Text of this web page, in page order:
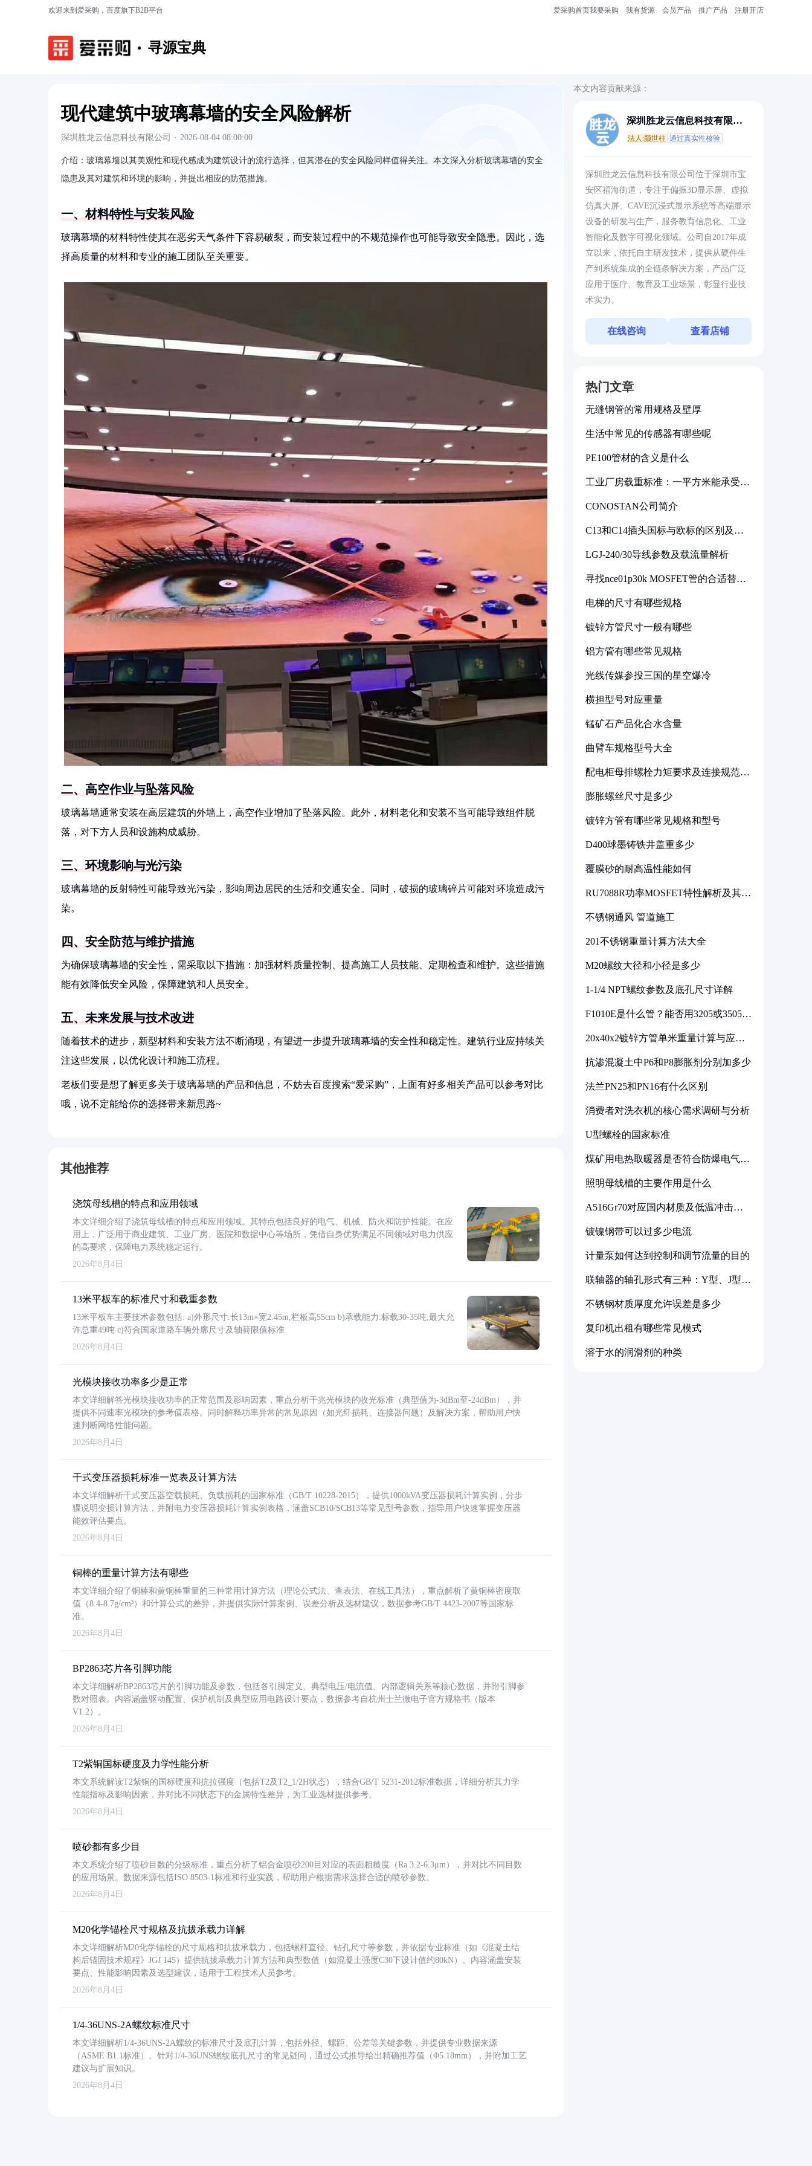
欢迎来到爱采购，百度旗下B2B平台 爱采购首页我要采购 我有货源 会员产品 推广产品 注册开店
寻源宝典
现代建筑中玻璃幕墙的安全风险解析
深圳胜龙云信息科技有限公司 · 2026-08-04 08:00:00
介绍： 玻璃幕墙以其美观性和现代感成为建筑设计的流行选择，但其潜在的安全风险同样值得关注。本文深入分析玻璃幕墙的安全
隐患及其对建筑和环境的影响，并提出相应的防范措施。
一、材料特性与安装风险
玻璃幕墙的材料特性使其在恶劣天气条件下容易破裂，而安装过程中的不规范操作也可能导致安全隐患。因此，选
择高质量的材料和专业的施工团队至关重要。
二、高空作业与坠落风险
玻璃幕墙通常安装在高层建筑的外墙上，高空作业增加了坠落风险。此外，材料老化和安装不当可能导致组件脱
落，对下方人员和设施构成威胁。
三、环境影响与光污染
玻璃幕墙的反射特性可能导致光污染，影响周边居民的生活和交通安全。同时，破损的玻璃碎片可能对环境造成污
染。
四、安全防范与维护措施
为确保玻璃幕墙的安全性，需采取以下措施：加强材料质量控制、提高施工人员技能、定期检查和维护。这些措施
能有效降低安全风险，保障建筑和人员安全。
五、未来发展与技术改进
随着技术的进步，新型材料和安装方法不断涌现，有望进一步提升玻璃幕墙的安全性和稳定性。建筑行业应持续关
注这些发展，以优化设计和施工流程。
老板们要是想了解更多关于玻璃幕墙的产品和信息，不妨去百度搜索“爱采购”，上面有好多相关产品可以参考对比
哦，说不定能给你的选择带来新思路~
其他推荐
浇筑母线槽的特点和应用领域
本文详细介绍了浇筑母线槽的特点和应用领域。其特点包括良好的电气、机械、防火和防护性能。在应
用上，广泛用于商业建筑、工业厂房、医院和数据中心等场所，凭借自身优势满足不同领域对电力供应
的高要求，保障电力系统稳定运行。
2026年8月4日
13米平板车的标准尺寸和载重参数
13米平板车主要技术参数包括: a)外形尺寸:长13m×宽2.45m,栏板高55cm b)承载能力:标载30-35吨,最大允
许总重49吨 c)符合国家道路车辆外廓尺寸及轴荷限值标准
2026年8月4日
光模块接收功率多少是正常
本文详细解答光模块接收功率的正常范围及影响因素，重点分析千兆光模块的收光标准（典型值为-3dBm至-24dBm），并
提供不同速率光模块的参考值表格。同时解释功率异常的常见原因（如光纤损耗、连接器问题）及解决方案，帮助用户快
速判断网络性能问题。
2026年8月4日
干式变压器损耗标准一览表及计算方法
本文详细解析干式变压器空载损耗、负载损耗的国家标准（GB/T 10228-2015），提供1000kVA变压器损耗计算实例，分步
骤说明变损计算方法，并附电力变压器损耗计算实例表格，涵盖SCB10/SCB13等常见型号参数，指导用户快速掌握变压器
能效评估要点。
2026年8月4日
铜棒的重量计算方法有哪些
本文详细介绍了铜棒和黄铜棒重量的三种常用计算方法（理论公式法、查表法、在线工具法），重点解析了黄铜棒密度取
值（8.4-8.7g/cm³）和计算公式的差异，并提供实际计算案例、误差分析及选材建议，数据参考GB/T 4423-2007等国家标
准。
2026年8月4日
BP2863芯片各引脚功能
本文详细解析BP2863芯片的引脚功能及参数，包括各引脚定义、典型电压/电流值、内部逻辑关系等核心数据，并附引脚参
数对照表。内容涵盖驱动配置、保护机制及典型应用电路设计要点，数据参考自杭州士兰微电子官方规格书（版本
V1.2）。
2026年8月4日
T2紫铜国标硬度及力学性能分析
本文系统解读T2紫铜的国标硬度和抗拉强度（包括T2及T2_1/2H状态），结合GB/T 5231-2012标准数据，详细分析其力学
性能指标及影响因素，并对比不同状态下的金属特性差异，为工业选材提供参考。
2026年8月4日
喷砂都有多少目
本文系统介绍了喷砂目数的分级标准，重点分析了铝合金喷砂200目对应的表面粗糙度（Ra 3.2-6.3μm），并对比不同目数
的应用场景。数据来源包括ISO 8503-1标准和行业实践，帮助用户根据需求选择合适的喷砂参数。
2026年8月4日
M20化学锚栓尺寸规格及抗拔承载力详解
本文详细解析M20化学锚栓的尺寸规格和抗拔承载力，包括螺杆直径、钻孔尺寸等参数，并依据专业标准（如《混凝土结
构后锚固技术规程》JGJ 145）提供抗拔承载力计算方法和典型数值（如混凝土强度C30下设计值约80kN）。内容涵盖安装
要点、性能影响因素及选型建议，适用于工程技术人员参考。
2026年8月4日
1/4-36UNS-2A螺纹标准尺寸
本文详细解析1/4-36UNS-2A螺纹的标准尺寸及底孔计算，包括外径、螺距、公差等关键参数，并提供专业数据来源
（ASME B1.1标准）。针对1/4-36UNS螺纹底孔尺寸的常见疑问，通过公式推导给出精确推荐值（Φ5.18mm），并附加工艺
建议与扩展知识。
2026年8月4日
本文内容贡献来源：
深圳胜龙云信息科技有限公
法人:颜世柱 通过真实性核验
深圳胜龙云信息科技有限公司位于深圳市宝
安区福海街道，专注于偏振3D显示屏、虚拟
仿真大屏、CAVE沉浸式显示系统等高端显示
设备的研发与生产，服务教育信息化、工业
智能化及数字可视化领域。公司自2017年成
立以来，依托自主研发技术，提供从硬件生
产到系统集成的全链条解决方案，产品广泛
应用于医疗、教育及工业场景，彰显行业技
术实力。
在线咨询 查看店铺
热门文章
无缝钢管的常用规格及壁厚
生活中常见的传感器有哪些呢
PE100管材的含义是什么
工业厂房载重标准：一平方米能承受多
CONOSTAN公司简介
C13和C14插头国标与欧标的区别及其
LGJ-240/30导线参数及载流量解析
寻找nce01p30k MOSFET管的合适替代
电梯的尺寸有哪些规格
镀锌方管尺寸一般有哪些
铝方管有哪些常见规格
光线传媒参投三国的星空爆冷
横担型号对应重量
锰矿石产品化合水含量
曲臂车规格型号大全
配电柜母排螺栓力矩要求及连接规范详
膨胀螺丝尺寸是多少
镀锌方管有哪些常见规格和型号
D400球墨铸铁井盖重多少
覆膜砂的耐高温性能如何
RU7088R功率MOSFET特性解析及其在
不锈钢通风 管道施工
201不锈钢重量计算方法大全
M20螺纹大径和小径是多少
1-1/4 NPT螺纹参数及底孔尺寸详解
F1010E是什么管？能否用3205或3505代
20x40x2镀锌方管单米重量计算与应用
抗渗混凝土中P6和P8膨胀剂分别加多少
法兰PN25和PN16有什么区别
消费者对洗衣机的核心需求调研与分析
U型螺栓的国家标准
煤矿用电热取暖器是否符合防爆电气设
照明母线槽的主要作用是什么
A516Gr70对应国内材质及低温冲击要
镀镍钢带可以过多少电流
计量泵如何达到控制和调节流量的目的
联轴器的轴孔形式有三种：Y型、J型、
不锈钢材质厚度允许误差是多少
复印机出租有哪些常见模式
溶于水的润滑剂的种类